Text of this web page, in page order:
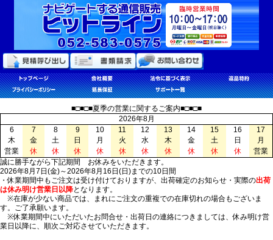
■□■□■夏季の営業に関するご案内■□■□■
2026年8月
6
7 8 9 10 11 12 13 14 15 16
17
木
金 土 日 月 火 水 木 金 土 日
月
営業
休 休 休 休 休 休 休 休 休 休
営業
誠に勝手ながら下記期間 お休みをいただきます。
2026年8月7日(金)～2026年8月16日(日)までの10日間
・休業期間中もご注文は受け付けておりますが、出荷確定のお知らせ・実際の出荷
は休み明け営業日以降となります。
※在庫が少ない商品では、まれにご注文の重複での在庫切れの場合もございま
す。ご了承願います。
※休業期間中にいただいたお問合せ・出荷日の連絡につきましては、休み明け営
業日以降に、順次ご対応させていただきます。